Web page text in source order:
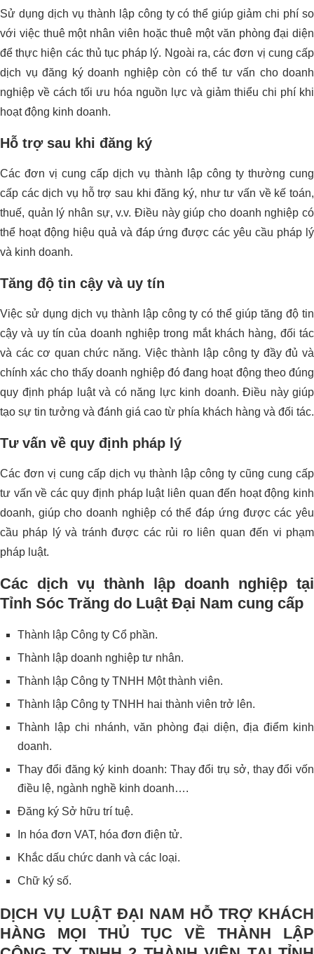
Sử dụng dịch vụ thành lập công ty có thể giúp giảm chi phí so
với việc thuê một nhân viên hoặc thuê một văn phòng đại diện
để thực hiện các thủ tục pháp lý. Ngoài ra, các đơn vị cung cấp
dịch vụ đăng ký doanh nghiệp còn có thể tư vấn cho doanh
nghiệp về cách tối ưu hóa nguồn lực và giảm thiểu chi phí khi
hoạt động kinh doanh.
Hỗ trợ sau khi đăng ký
Các đơn vị cung cấp dịch vụ thành lập công ty thường cung
cấp các dịch vụ hỗ trợ sau khi đăng ký, như tư vấn về kế toán,
thuế, quản lý nhân sự, v.v. Điều này giúp cho doanh nghiệp có
thể hoạt động hiệu quả và đáp ứng được các yêu cầu pháp lý
và kinh doanh.
Tăng độ tin cậy và uy tín
Việc sử dụng dịch vụ thành lập công ty có thể giúp tăng độ tin
cậy và uy tín của doanh nghiệp trong mắt khách hàng, đối tác
và các cơ quan chức năng. Việc thành lập công ty đầy đủ và
chính xác cho thấy doanh nghiệp đó đang hoạt động theo đúng
quy định pháp luật và có năng lực kinh doanh. Điều này giúp
tạo sự tin tưởng và đánh giá cao từ phía khách hàng và đối tác.
Tư vấn về quy định pháp lý
Các đơn vị cung cấp dịch vụ thành lập công ty cũng cung cấp
tư vấn về các quy định pháp luật liên quan đến hoạt động kinh
doanh, giúp cho doanh nghiệp có thể đáp ứng được các yêu
cầu pháp lý và tránh được các rủi ro liên quan đến vi phạm
pháp luật.
Các dịch vụ thành lập doanh nghiệp tại
Tỉnh Sóc Trăng do Luật Đại Nam cung cấp
Thành lập Công ty Cổ phần.
Thành lập doanh nghiệp tư nhân.
Thành lập Công ty TNHH Một thành viên.
Thành lập Công ty TNHH hai thành viên trở lên.
Thành lập chi nhánh, văn phòng đại diện, địa điểm kinh
doanh.
Thay đổi đăng ký kinh doanh: Thay đổi trụ sở, thay đổi vốn
điều lệ, ngành nghề kinh doanh….
Đăng ký Sở hữu trí tuệ.
In hóa đơn VAT, hóa đơn điện tử.
Khắc dấu chức danh và các loại.
Chữ ký số.
DỊCH VỤ LUẬT ĐẠI NAM HỖ TRỢ KHÁCH
HÀNG MỌI THỦ TỤC VỀ THÀNH LẬP